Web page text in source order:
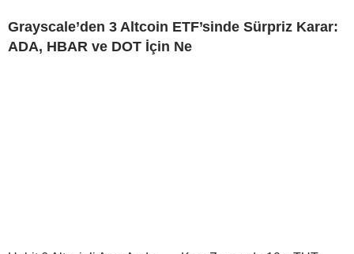
Grayscale’den 3 Altcoin ETF’sinde Sürpriz Karar:
ADA, HBAR ve DOT İçin Ne